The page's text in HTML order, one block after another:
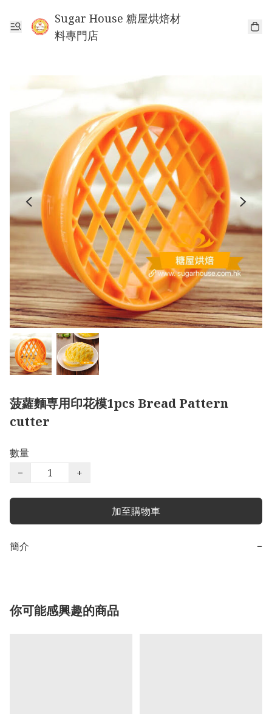
Sugar House 糖屋烘焙材
料專門店
菠蘿麵専用印花模1pcs Bread Pattern
cutter
數量
−
+
加至購物車
簡介 −
你可能感興趣的商品